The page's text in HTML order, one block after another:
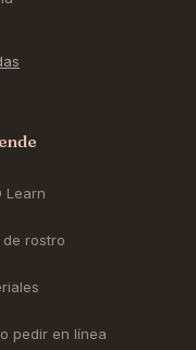
Learn
de rostro
pedir en línea